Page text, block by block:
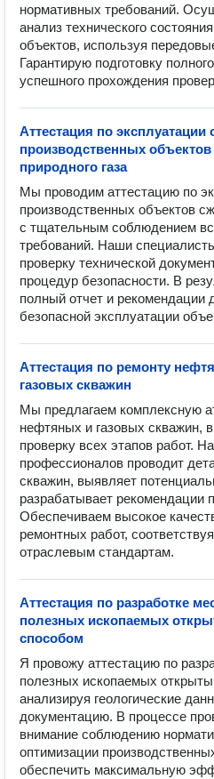
нормативных требований.
анализ технического
объектов, используя
Гарантирую подготовку
успешного прохождения
Аттестация по эксплуатации
производственных
природного газа
Мы проводим аттестацию по
производственных объектов
с тщательным соблюдением
требований. Наши
проверку технической
процедур безопасности. В
полный отчет и рекомендации
безопасной эксплуатации
Аттестация по ремонту
газовых скважин
Мы предлагаем комплексную
нефтяных и газовых
проверку всех этапов работ.
профессионалов проводит
скважин, выявляет
разрабатывает рекомендации
Обеспечиваем высокое
ремонтных работ,
отраслевым стандартам.
Аттестация по разработке
полезных ископаемых
способом
Я провожу аттестацию по
полезных ископаемых
анализируя геологические
документацию. В процессе
внимание соблюдению
оптимизации
обеспечить максимальную